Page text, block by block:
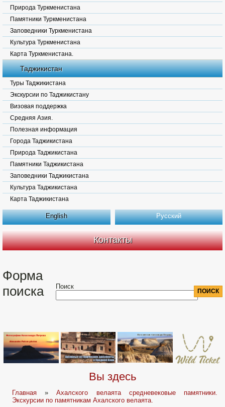
Природа Туркменистана
Памятники Туркменистана
Заповедники Туркменистана
Культура Туркменистана
Карта Туркменистана.
Таджикистан
Туры Таджикистана
Экскурсии по Таджикистану
Визовая поддержка
Средняя Азия.
Полезная информация
Города Таджикистана
Природа Таджикистана
Памятники Таджикистана
Заповедники Таджикистана
Культура Таджикистана
Карта Таджикистана
English Русский
Контакты
Форма
поиска
Поиск
Вы здесь
Главная »Ахалского велаята средневековые памятники.
Экскурсии по памятникам Ахалского велаята.